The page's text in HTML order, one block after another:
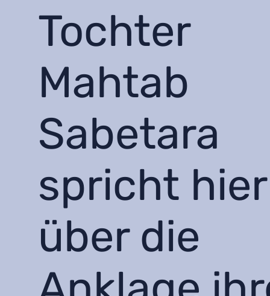
Tochter
Mahtab
Sabetara
spricht hier
über die